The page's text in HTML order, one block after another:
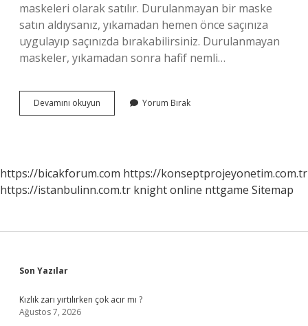
maskeleri olarak satılır. Durulanmayan bir maske
satın aldıysanız, yıkamadan hemen önce saçınıza
uygulayıp saçınızda bırakabilirsiniz. Durulanmayan
maskeler, yıkamadan sonra hafif nemli…
Devamını okuyun
Banyodan
Yorum Bırak
https://bicakforum.com https://konseptprojeyonetim.com.tr
https://istanbulinn.com.tr knight online nttgame Sitemap
Sidebar
Son Yazılar
Kızlık zarı yırtılırken çok acır mı ?
Ağustos 7, 2026